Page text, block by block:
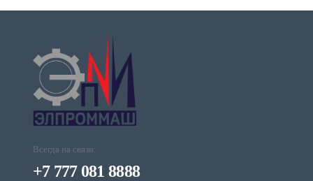
Всегда на связи:
+7 777 081 8888